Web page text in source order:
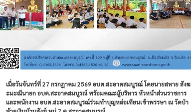
เมื่อวันจันทร์ที่ 27 กรกฎาคม 2569 อบต.สะอาดสมบูรณ์ โดยนายสหาย สังฆ
ะมะณีนายก อบต.สะอาดสมบูรณ์ พร้อมคณะผู้บริหาร หัวหน้าส่วนราชการ
และพนักงาน อบต.สะอาดสมบูรณ์ร่วมทำบุญหล่อเทียนเข้าพรรษา ณ วัดป่า